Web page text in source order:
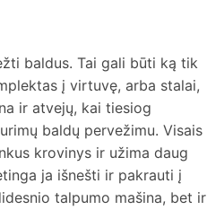
baldus. Tai gali būti ką tik
į virtuvę, arba stalai,
ir atvejų, kai tiesiog
baldų pervežimu. Visais
krovinys ir užima daug
ja išnešti ir pakrauti į
talpumo mašina, bet ir